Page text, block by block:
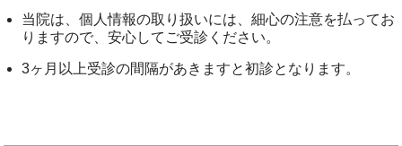
当院は、個人情報の取り扱いには、細心の注意を払ってお
りますので、安心してご受診ください。
3ヶ月以上受診の間隔があきますと初診となります。